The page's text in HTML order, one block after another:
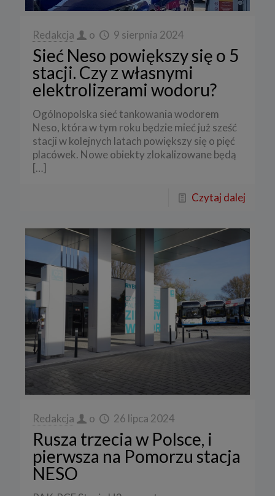
Redakcja o 9 sierpnia 2024
Sieć Neso powiększy się o 5
stacji. Czy z własnymi
elektrolizerami wodoru?
Ogólnopolska sieć tankowania wodorem
Neso, która w tym roku będzie mieć już sześć
stacji w kolejnych latach powiększy się o pięć
placówek. Nowe obiekty zlokalizowane będą
[…]
Czytaj dalej
Redakcja o 26 lipca 2024
Rusza trzecia w Polsce, i
pierwsza na Pomorzu stacja
NESO